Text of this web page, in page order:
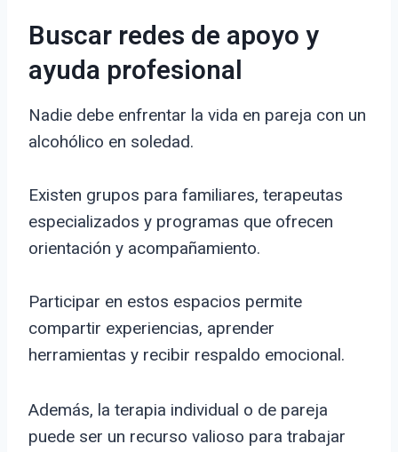
Buscar redes de apoyo y
ayuda profesional
Nadie debe enfrentar la vida en pareja con un
alcohólico en soledad.
Existen grupos para familiares, terapeutas
especializados y programas que ofrecen
orientación y acompañamiento.
Participar en estos espacios permite
compartir experiencias, aprender
herramientas y recibir respaldo emocional.
Además, la terapia individual o de pareja
puede ser un recurso valioso para trabajar